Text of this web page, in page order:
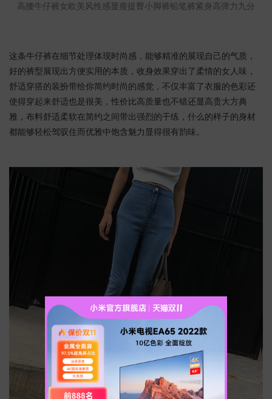
高腰牛仔裤女欧美风性感显瘦提臀小脚裤铅笔裤紧身高弹力九分
这条牛仔裤在细节处理体现时尚感，能够精准的展现自己的气质，
好的裤型展现出方便实用的本质，收身效果穿出了柔情的女人味，
舒适穿搭的装扮带给你简约时尚的感觉，不仅丰富了衣服的色彩还
使得穿起来舒适也是很美，性价比高质量也不错还显高贵大方典
雅，布料舒适柔软在简约之间带出强烈的干练，什么的样子的身材
都能够轻松驾驭住而优雅中饱含魅力显得很有韵味。